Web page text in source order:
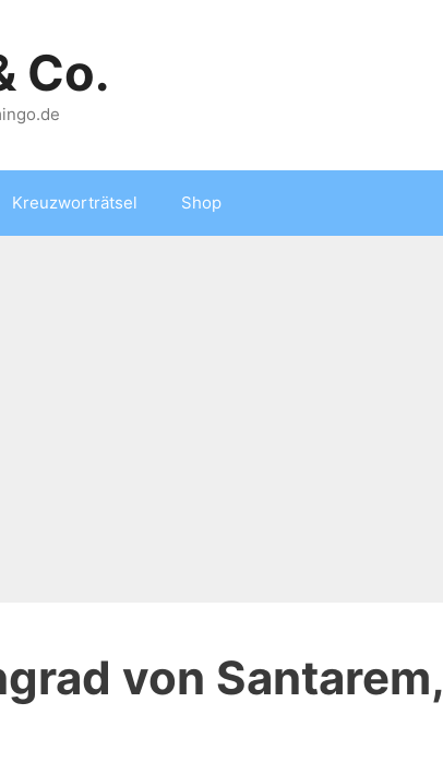
Co.
Kreuzworträtsel Shop
von Santarem,